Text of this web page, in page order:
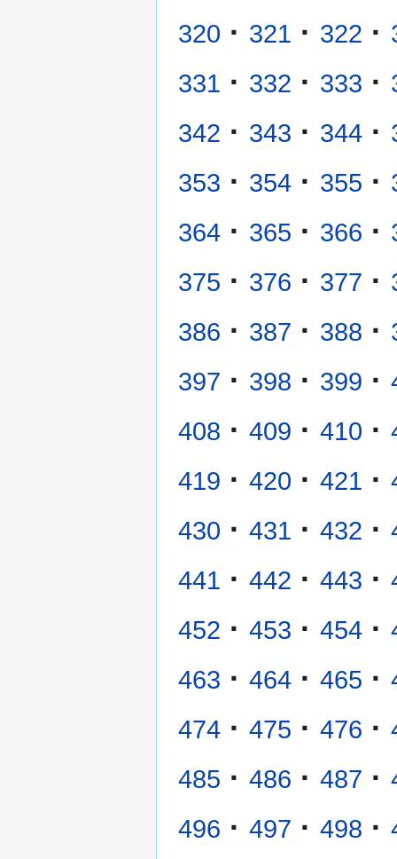
320 · 321 · 322 ·
331 · 332 · 333 ·
342 · 343 · 344 ·
353 · 354 · 355 ·
364 · 365 · 366 ·
375 · 376 · 377 ·
386 · 387 · 388 ·
397 · 398 · 399 ·
408 · 409 · 410 ·
419 · 420 · 421 ·
430 · 431 · 432 ·
441 · 442 · 443 ·
452 · 453 · 454 ·
463 · 464 · 465 ·
474 · 475 · 476 ·
485 · 486 · 487 ·
496 · 497 · 498 ·